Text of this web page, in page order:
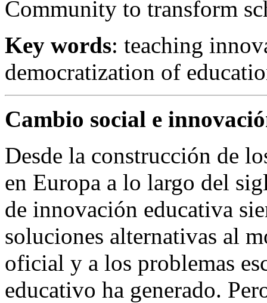
Community to transform
Key words: teaching
democratization of
Cambio social e
Desde la construcción de
en Europa a lo largo del
de innovación educativa
soluciones alternativas al
oficial y a los problemas
educativo ha generado.